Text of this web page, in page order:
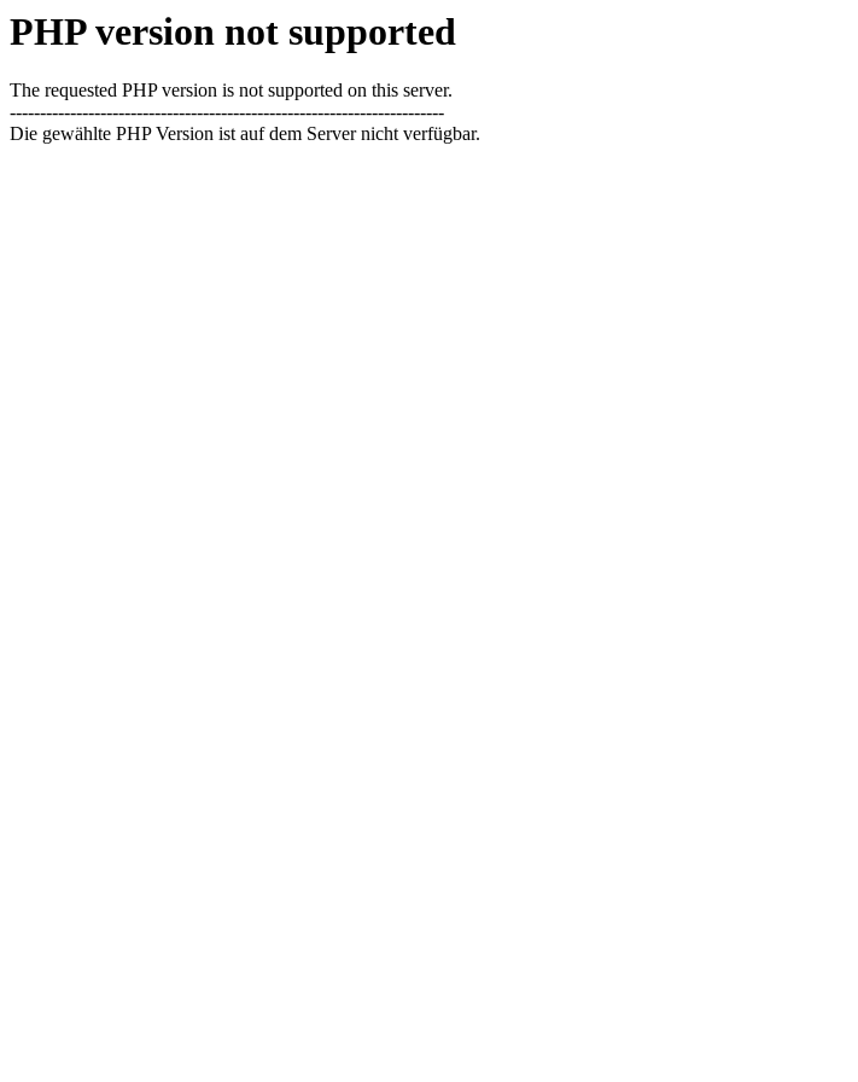
PHP version not supported
The requested PHP version is not supported on this server.
------------------------------------------------------------------------
Die gewählte PHP Version ist auf dem Server nicht verfügbar.